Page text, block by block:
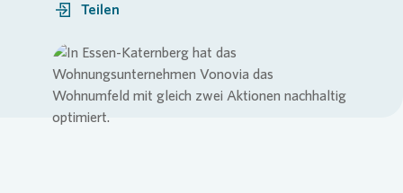
Login
Teilen
Loading...